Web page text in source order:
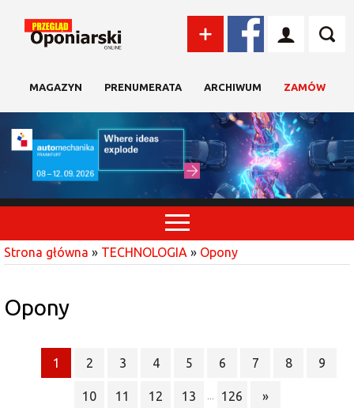
MAGAZYN PRENUMERATA ARCHIWUM ZAMÓW
Strona główna » TECHNOLOGIA » Opony
Opony
1 2 3 4 5 6 7 8 9
10 11 12 13 126 »